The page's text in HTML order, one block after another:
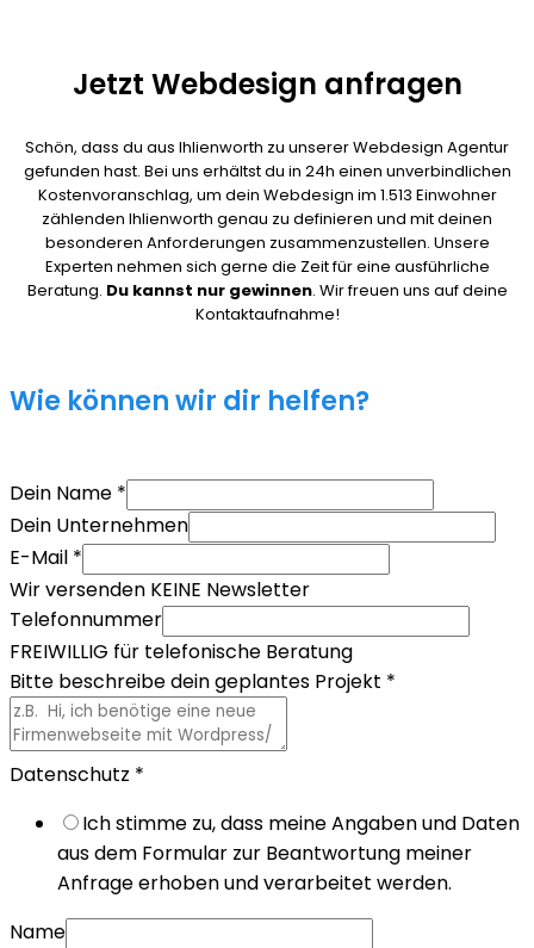
Jetzt Webdesign anfragen
Schön, dass du aus Ihlienworth zu unserer Webdesign Agentur
gefunden hast. Bei uns erhältst du in 24h einen unverbindlichen
Kostenvoranschlag, um dein Webdesign im 1.513 Einwohner
zählenden Ihlienworth genau zu definieren und mit deinen
besonderen Anforderungen zusammenzustellen. Unsere
Experten nehmen sich gerne die Zeit für eine ausführliche
Beratung. Du kannst nur gewinnen. Wir freuen uns auf deine
Kontaktaufnahme!
Wie können wir dir helfen?
Dein Name *
Dein Unternehmen
E-Mail *
Wir versenden KEINE Newsletter
Telefonnummer
FREIWILLIG für telefonische Beratung
Bitte beschreibe dein geplantes Projekt *
Datenschutz *
Ich stimme zu, dass meine Angaben und Daten
aus dem Formular zur Beantwortung meiner
Anfrage erhoben und verarbeitet werden.
Name